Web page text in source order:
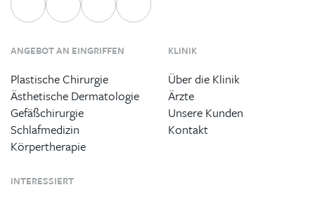
ANGEBOT AN EINGRIFFEN
Plastische Chirurgie
Ästhetische Dermatologie
Gefäßchirurgie
Schlafmedizin
Körpertherapie
KLINIK
Über die Klinik
Ärzte
Unsere Kunden
Kontakt
INTERESSIERT